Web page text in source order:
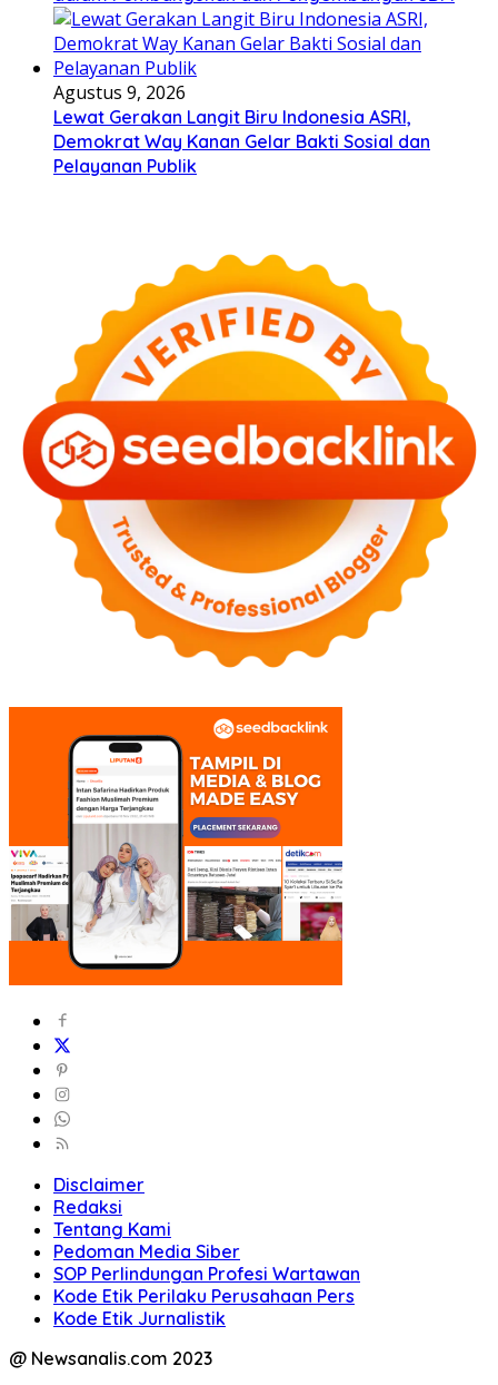
Agustus 9, 2026
Lewat Gerakan Langit Biru Indonesia ASRI,
Demokrat Way Kanan Gelar Bakti Sosial dan
Pelayanan Publik
Disclaimer
Redaksi
Tentang Kami
Pedoman Media Siber
SOP Perlindungan Profesi Wartawan
Kode Etik Perilaku Perusahaan Pers
Kode Etik Jurnalistik
@ Newsanalis.com 2023